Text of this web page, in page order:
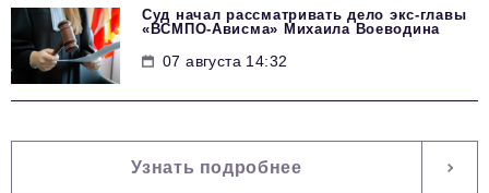
Суд начал рассматривать дело экс-главы
«ВСМПО-Ависма» Михаила Воеводина
07 августа 14:32
Узнать подробнее